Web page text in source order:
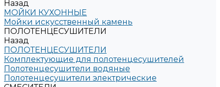
Назад
МОЙКИ КУХОННЫЕ
Мойки искусственный камень
ПОЛОТЕНЦЕСУШИТЕЛИ
Назад
ПОЛОТЕНЦЕСУШИТЕЛИ
Комплектующие для полотенцесушителей
Полотенцесушители водяные
Полотенцесушители электрические